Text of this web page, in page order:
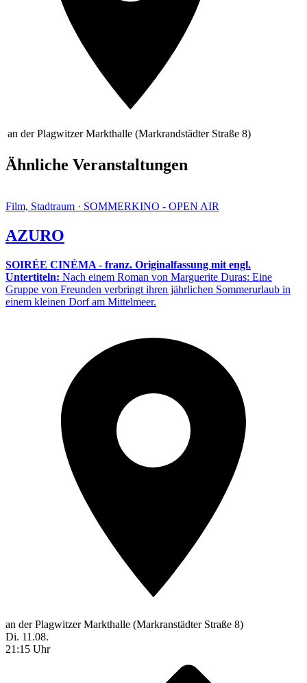
an der Plagwitzer Markthalle (Markrandstädter Straße 8)
Ähnliche Veranstaltungen
Film, Stadtraum · SOMMERKINO - OPEN AIR
AZURO
SOIRÉE CINÉMA - franz. Originalfassung mit engl.
Untertiteln: Nach einem Roman von Marguerite Duras: Eine
Gruppe von Freunden verbringt ihren jährlichen Sommerurlaub in
einem kleinen Dorf am Mittelmeer.
an der Plagwitzer Markthalle (Markranstädter Straße 8)
Di. 11.08.
21:15 Uhr